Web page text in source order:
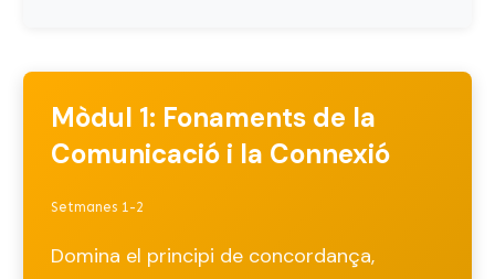
Mòdul 1: Fonaments de la
Comunicació i la Connexió
Setmanes 1-2
Domina el principi de concordança,